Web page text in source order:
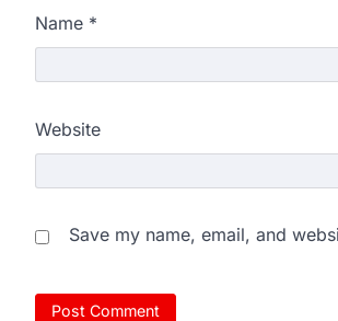
Name *
Website
Save my name, email, and